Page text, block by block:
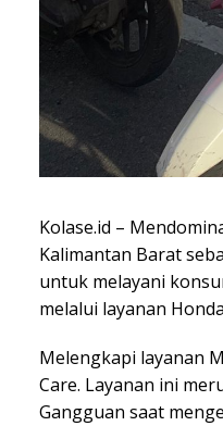
Kolase.id –
Kalimantan Barat
untuk melayani
melalui layanan
Melengkapi layanan
Care. Layanan ini
Gangguan saat